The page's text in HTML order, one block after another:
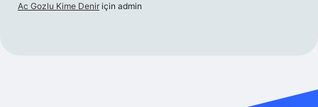
Ac Gozlu Kime Denir için admin